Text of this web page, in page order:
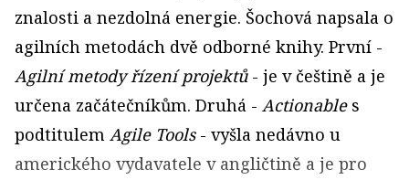
znalosti a nezdolná energie. Šochová napsala o
agilních metodách dvě odborné knihy. První -
Agilní metody řízení projektů- je v češtině a je
určena začátečníkům. Druhá - Actionable s
podtitulem Agile Tools- vyšla nedávno u
amerického vydavatele v angličtině a je pro